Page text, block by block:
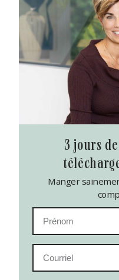
3 jours de menus santé à
Manger